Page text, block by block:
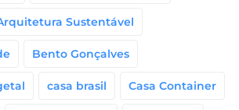
Sustentável
Bento Gonçalves
casa brasil Casa Container